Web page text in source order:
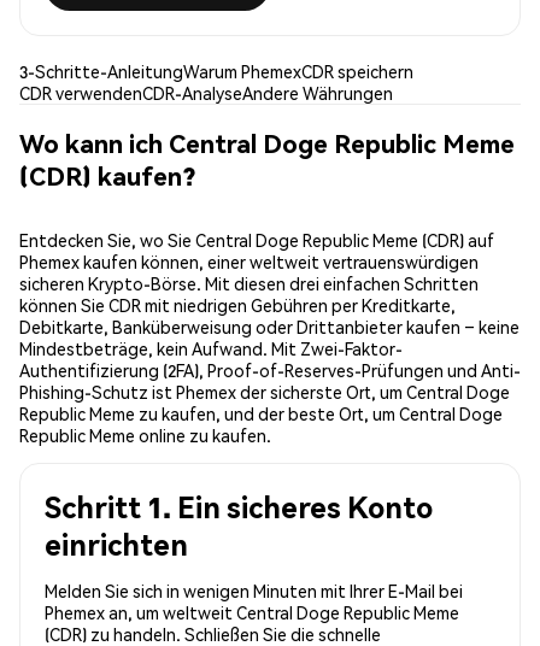
3-Schritte-AnleitungWarum PhemexCDR speichern
CDR verwendenCDR-AnalyseAndere Währungen
Wo kann ich Central Doge Republic Meme
(CDR) kaufen?
Entdecken Sie, wo Sie Central Doge Republic Meme (CDR) auf
Phemex kaufen können, einer weltweit vertrauenswürdigen
sicheren Krypto-Börse. Mit diesen drei einfachen Schritten
können Sie CDR mit niedrigen Gebühren per Kreditkarte,
Debitkarte, Banküberweisung oder Drittanbieter kaufen – keine
Mindestbeträge, kein Aufwand. Mit Zwei-Faktor-
Authentifizierung (2FA), Proof-of-Reserves-Prüfungen und Anti-
Phishing-Schutz ist Phemex der sicherste Ort, um Central Doge
Republic Meme zu kaufen, und der beste Ort, um Central Doge
Republic Meme online zu kaufen.
Schritt 1. Ein sicheres Konto
einrichten
Melden Sie sich in wenigen Minuten mit Ihrer E-Mail bei
Phemex an, um weltweit Central Doge Republic Meme
(CDR) zu handeln. Schließen Sie die schnelle